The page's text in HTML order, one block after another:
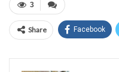
3
Share Facebook